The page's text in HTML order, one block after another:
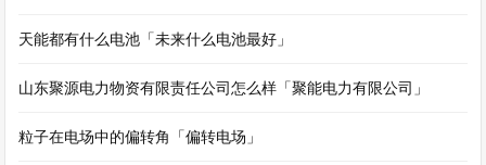
天能都有什么电池「未来什么电池最好」
山东聚源电力物资有限责任公司怎么样「聚能电力有限公司」
粒子在电场中的偏转角「偏转电场」